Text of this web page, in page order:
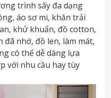
trình sấy đa dạng
áo sơ mi, khăn trải
khử khuẩn, đồ cotton,
nhớ, đồ len, làm mát,
có thể dễ dàng lựa
với nhu cầu hay tùy